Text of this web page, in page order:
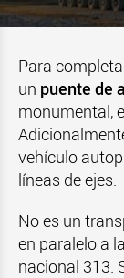
Para
un puente de
monumental,
vehículo
líneas de ejes.
No es un
en paralelo a
nacional 313.